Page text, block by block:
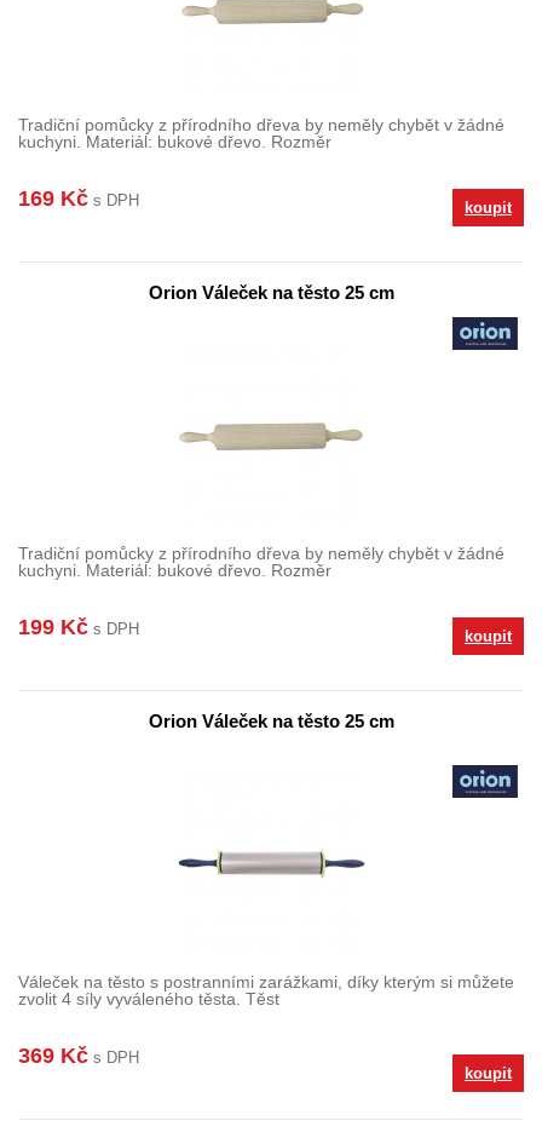
Tradiční pomůcky z přírodního dřeva by neměly chybět v žádné
kuchyni. Materiál: bukové dřevo. Rozměr
169 Kč s DPH koupit
Orion Váleček na těsto 25 cm
Tradiční pomůcky z přírodního dřeva by neměly chybět v žádné
kuchyni. Materiál: bukové dřevo. Rozměr
199 Kč s DPH koupit
Orion Váleček na těsto 25 cm
Váleček na těsto s postranními zarážkami, díky kterým si můžete
zvolit 4 síly vyváleného těsta. Těst
369 Kč s DPH
koupit